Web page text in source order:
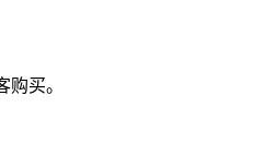
买。